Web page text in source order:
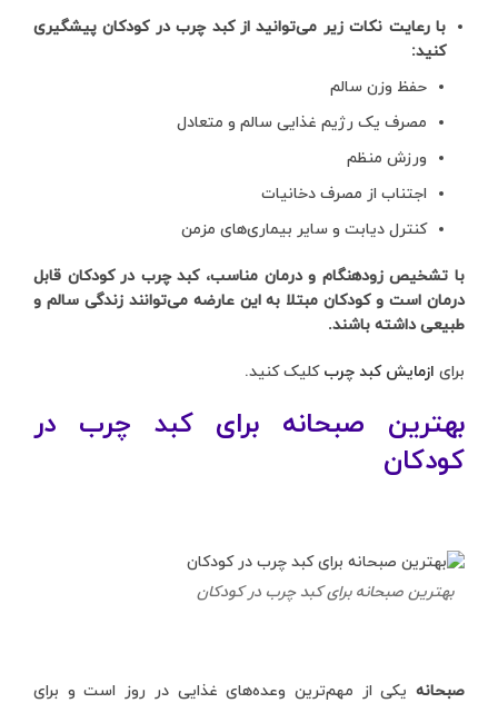
با رعایت نکات زیر می‌توانید از کبد چرب در کودکان پیشگیری
کنید:
حفظ وزن سالم
مصرف یک رژیم غذایی سالم و متعادل
ورزش منظم
اجتناب از مصرف دخانیات
کنترل دیابت و سایر بیماری‌های مزمن
با تشخیص زودهنگام و درمان مناسب، کبد چرب در کودکان قابل
درمان است و کودکان مبتلا به این عارضه می‌توانند زندگی سالم و
طبیعی داشته باشند.
برای ازمایش کبد چرب کلیک کنید.
بهترین صبحانه برای کبد چرب در
کودکان
بهترین صبحانه برای کبد چرب در کودکان
صبحانه یکی از مهم‌ترین وعده‌های غذایی در روز است و برای